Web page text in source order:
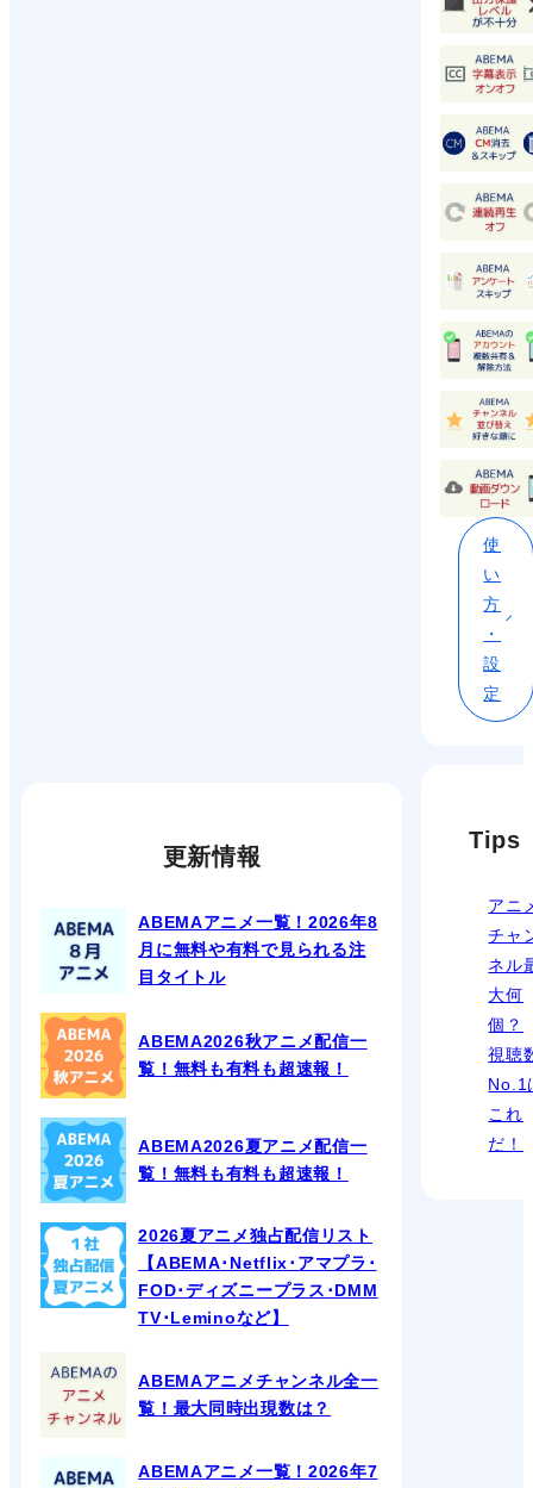
使
い
方
・
設
定
更新情報
ABEMAアニメ一覧！2026年8
月に無料や有料で見られる注
目タイトル
ABEMA2026秋アニメ配信一
覧！無料も有料も超速報！
ABEMA2026夏アニメ配信一
覧！無料も有料も超速報！
2026夏アニメ独占配信リスト
【ABEMA･Netflix･アマプラ･
FOD･ディズニープラス･DMM
TV･Leminoなど】
ABEMAアニメチャンネル全一
覧！最大同時出現数は？
ABEMAアニメ一覧！2026年7
Tips
アニ
チャ
ネル
大何
個？
視聴
No.1
これ
だ！